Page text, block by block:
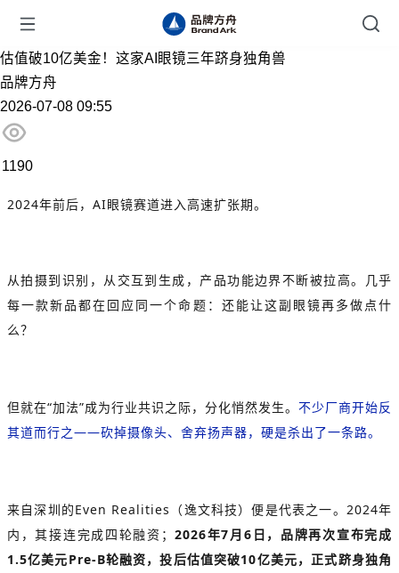
估值破10亿美金！这家AI眼镜三年跻身独角兽
品牌方舟
2026-07-08 09:55
1190
2024年前后，AI眼镜赛道进入高速扩张期。
从拍摄到识别，从交互到生成，产品功能边界不断被拉高。几乎
每一款新品都在回应同一个命题：还能让这副眼镜再多做点什
么？
但就在“加法”成为行业共识之际，分化悄然发生。 不少厂商开始反
其道而行之——砍掉摄像头、舍弃扬声器，硬是杀出了一条路。
来自深圳的Even Realities （逸文科技）便是代表之一。2024年
内，其接连完成四轮融资； 2026年7月6日，品牌再次宣布完成
1.5亿美元Pre-B轮融资，投后估值突破10亿美元，正式跻身独角